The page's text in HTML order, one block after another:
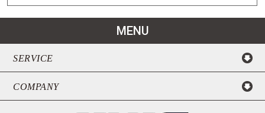
MENU
SERVICE
COMPANY